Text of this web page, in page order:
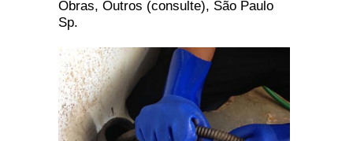
Obras, Outros (consulte), São Paulo
Sp.